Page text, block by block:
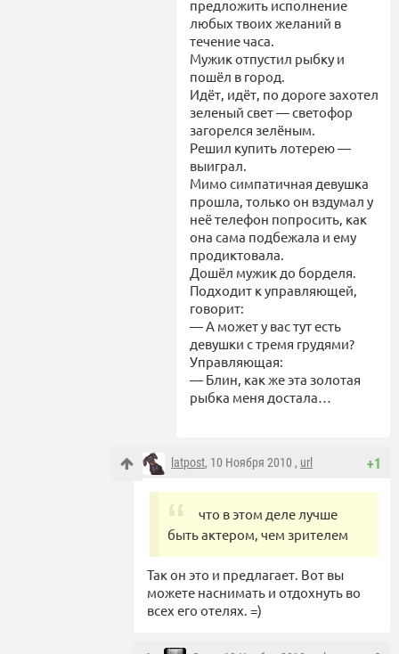
предложить исполнение
любых твоих желаний в
течение часа.
Мужик отпустил рыбку и
пошёл в город.
Идёт, идёт, по дороге захотел
зеленый свет — светофор
загорелся зелёным.
Решил купить лотерею —
выиграл.
Мимо симпатичная девушка
прошла, только он вздумал у
неё телефон попросить, как
она сама подбежала и ему
продиктовала.
Дошёл мужик до борделя.
Подходит к управляющей,
говорит:
— А может у вас тут есть
девушки с тремя грудями?
Управляющая:
— Блин, как же эта золотая
рыбка меня достала…
+1
latpost, 10 Ноября 2010 , url
что в этом деле лучше
быть актером, чем зрителем
Так он это и предлагает. Вот вы
можете наснимать и отдохнуть во
всех его отелях. =)